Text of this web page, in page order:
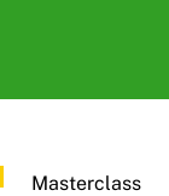
Masterclass